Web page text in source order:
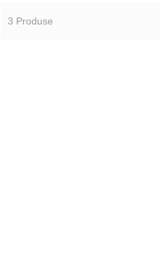
3 Produse